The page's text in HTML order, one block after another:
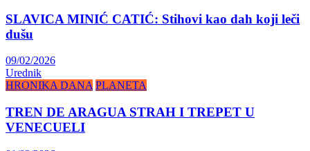
SLAVICA MINIĆ CATIĆ: Stihovi kao dah koji leči
dušu
09/02/2026
Urednik
HRONIKA DANA PLANETA
TREN DE ARAGUA STRAH I TREPET U
VENECUELI